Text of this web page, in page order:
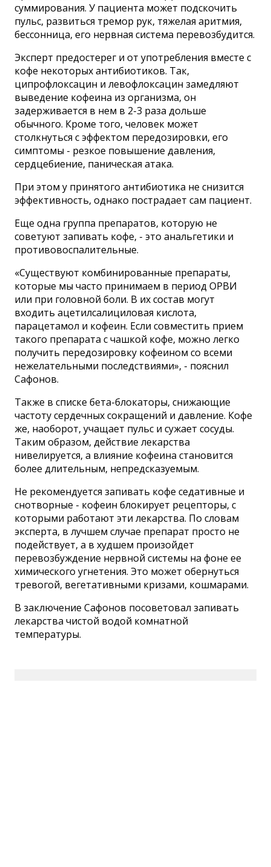
суммирования. У пациента может подскочить
пульс, развиться тремор рук, тяжелая аритмия,
бессонница, его нервная система перевозбудится.
Эксперт предостерег и от употребления вместе с
кофе некоторых антибиотиков. Так,
ципрофлоксацин и левофлоксацин замедляют
выведение кофеина из организма, он
задерживается в нем в 2-3 раза дольше
обычного. Кроме того, человек может
столкнуться с эффектом передозировки, его
симптомы - резкое повышение давления,
сердцебиение, паническая атака.
При этом у принятого антибиотика не снизится
эффективность, однако пострадает сам пациент.
Еще одна группа препаратов, которую не
советуют запивать кофе, - это анальгетики и
противовоспалительные.
«Существуют комбинированные препараты,
которые мы часто принимаем в период ОРВИ
или при головной боли. В их состав могут
входить ацетилсалициловая кислота,
парацетамол и кофеин. Если совместить прием
такого препарата с чашкой кофе, можно легко
получить передозировку кофеином со всеми
нежелательными последствиями», - пояснил
Сафонов.
Также в списке бета-блокаторы, снижающие
частоту сердечных сокращений и давление. Кофе
же, наоборот, учащает пульс и сужает сосуды.
Таким образом, действие лекарства
нивелируется, а влияние кофеина становится
более длительным, непредсказуемым.
Не рекомендуется запивать кофе седативные и
снотворные - кофеин блокирует рецепторы, с
которыми работают эти лекарства. По словам
эксперта, в лучшем случае препарат просто не
подействует, а в худшем произойдет
перевозбуждение нервной системы на фоне ее
химического угнетения. Это может обернуться
тревогой, вегетативными кризами, кошмарами.
В заключение Сафонов посоветовал запивать
лекарства чистой водой комнатной
температуры.